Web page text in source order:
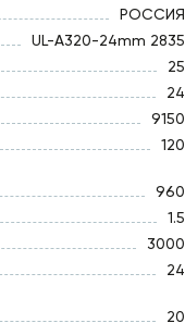
РОССИЯ
UL-A320-24mm 2835
25
24
9150
120
960
1.5
3000
24
20